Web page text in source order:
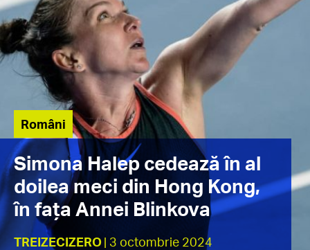
Români
Simona Halep cedează în al
doilea meci din Hong Kong,
în fața Annei Blinkova
TREIZECIZERO| 3 octombrie 2024